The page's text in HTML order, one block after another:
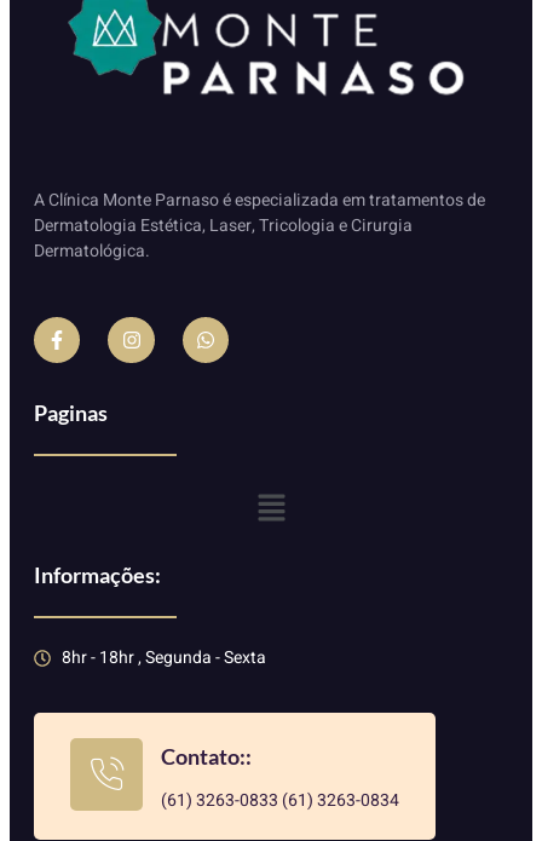
A Clínica Monte Parnaso é especializada em tratamentos de
Dermatologia Estética, Laser, Tricologia e Cirurgia
Dermatológica.
Paginas
Informações:
8hr - 18hr , Segunda - Sexta
Contato::
(61) 3263-0833 (61) 3263-0834